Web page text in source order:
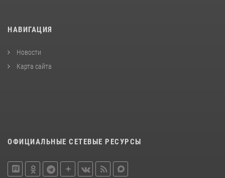
НАВИГАЦИЯ
Новости
Карта сайта
ОФИЦИАЛЬНЫЕ СЕТЕВЫЕ РЕСУРСЫ